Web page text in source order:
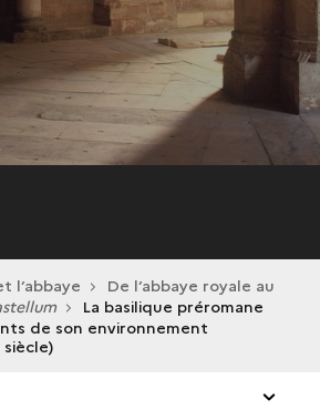
l’abbaye
De l’abbaye royale au
La basilique préromane
de son environnement